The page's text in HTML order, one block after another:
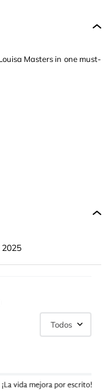
Masters in one must-
Todos